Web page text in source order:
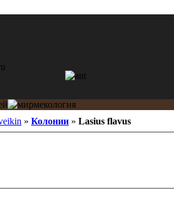
» Колонии » Lasius flavus